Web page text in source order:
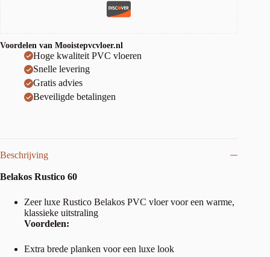
Voordelen van Mooistepvcvloer.nl
Hoge kwaliteit PVC vloeren
Snelle levering
Gratis advies
Beveiligde betalingen
Beschrijving
Belakos Rustico 60
Zeer luxe Rustico Belakos PVC vloer voor een warme,
klassieke uitstraling
Voordelen:
Extra brede planken voor een luxe look